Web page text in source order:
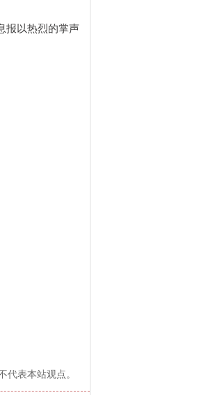
报以热烈的掌声
表本站观点。